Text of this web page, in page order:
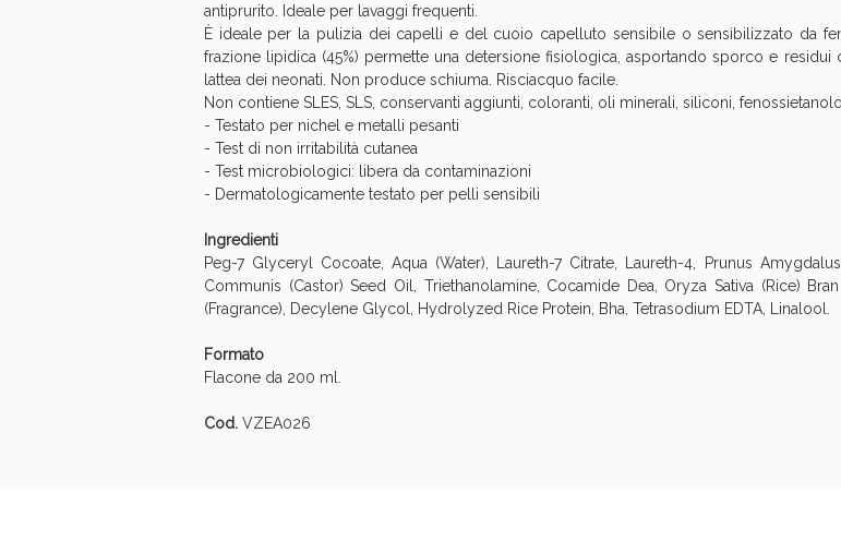
antiprurito. Ideale per lavaggi frequenti.
È ideale per la pulizia dei capelli e del cuoio capelluto sensibile o sensibilizzato da
frazione lipidica (45%) permette una detersione fisiologica, asportando sporco e
lattea dei neonati. Non produce schiuma. Risciacquo facile.
Non contiene SLES, SLS, conservanti aggiunti, coloranti, oli minerali, siliconi, fenossietanolo.
- Testato per nichel e metalli pesanti
- Test di non irritabilità cutanea
- Test microbiologici: libera da contaminazioni
- Dermatologicamente testato per pelli sensibili
Ingredienti
Peg-7 Glyceryl Cocoate, Aqua (Water), Laureth-7 Citrate, Laureth-4, Prunus
Communis (Castor) Seed Oil, Triethanolamine, Cocamide Dea, Oryza Sativa (Rice)
(Fragrance), Decylene Glycol, Hydrolyzed Rice Protein, Bha, Tetrasodium EDTA, Linalool.
Formato
Flacone da 200 ml.
Cod. VZEA026
Anticellulite e Fanghi: Sconto fino al